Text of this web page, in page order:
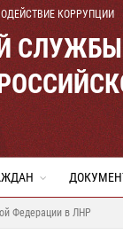
КОРРУПЦИИ
Федерации в ЛНР